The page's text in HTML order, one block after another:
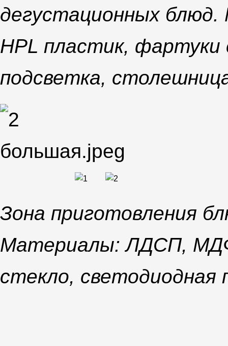
дегустационных
HPL пластик, фартуки
подсветка,
Зона приготовления
Материалы: ЛДСП,
стекло, светодиодная